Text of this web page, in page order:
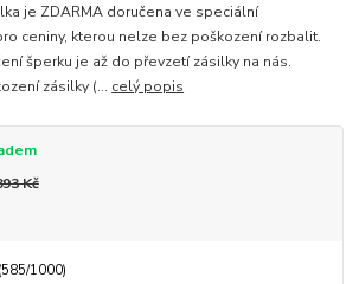
je ZDARMA doručena ve speciální
ceniny, kterou nelze bez poškození rozbalit.
šperku je až do převzetí zásilky na nás.
zásilky (... celý popis
Kč
1000)